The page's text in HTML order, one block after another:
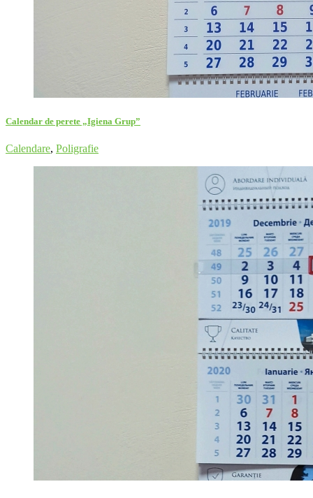
Calendar de perete „Igiena Grup”
Calendare, Poligrafie